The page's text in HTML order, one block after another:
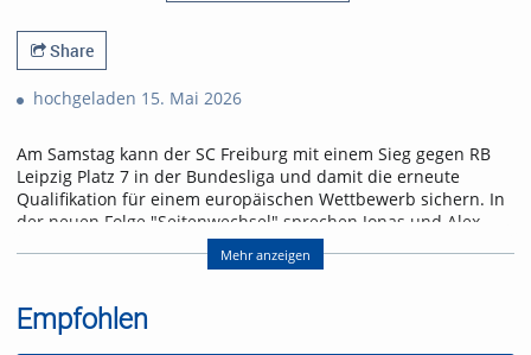
Share
hochgeladen 15. Mai 2026
Am Samstag kann der SC Freiburg mit einem Sieg gegen RB
Leipzig Platz 7 in der Bundesliga und damit die erneute
Qualifikation für einem europäischen Wettbewerb sichern. In
der neuen Folge "Seitenwechsel" sprechen Jonas und Alex
über das letzte Heimspiel der Saison und einen Leih-
Referent/in:
Andreas Nagel
Mehr anzeigen
Empfohlen